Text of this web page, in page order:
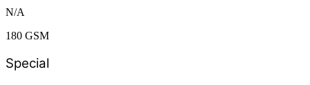
N/A
180 GSM
Special